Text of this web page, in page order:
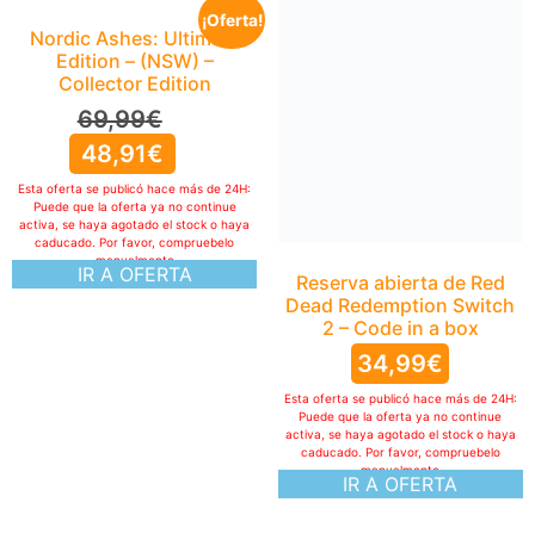
¡Oferta!
Nordic Ashes: Ultimate
Edition – (NSW) –
Collector Edition
69,99€
48,91€
IR A OFERTA
Esta oferta se publicó hace más de 24H:
Puede que la oferta ya no continue
activa, se haya agotado el stock o haya
caducado. Por favor, compruebelo
manualmente
Reserva abierta de Red
Dead Redemption Switch
2 – Code in a box
34,99€
IR A OFERTA
Esta oferta se publicó hace más de 24H:
Puede que la oferta ya no continue
activa, se haya agotado el stock o haya
caducado. Por favor, compruebelo
manualmente